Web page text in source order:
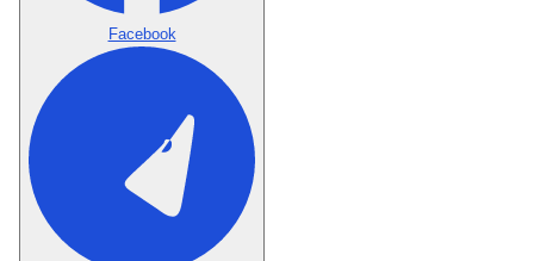
Facebook